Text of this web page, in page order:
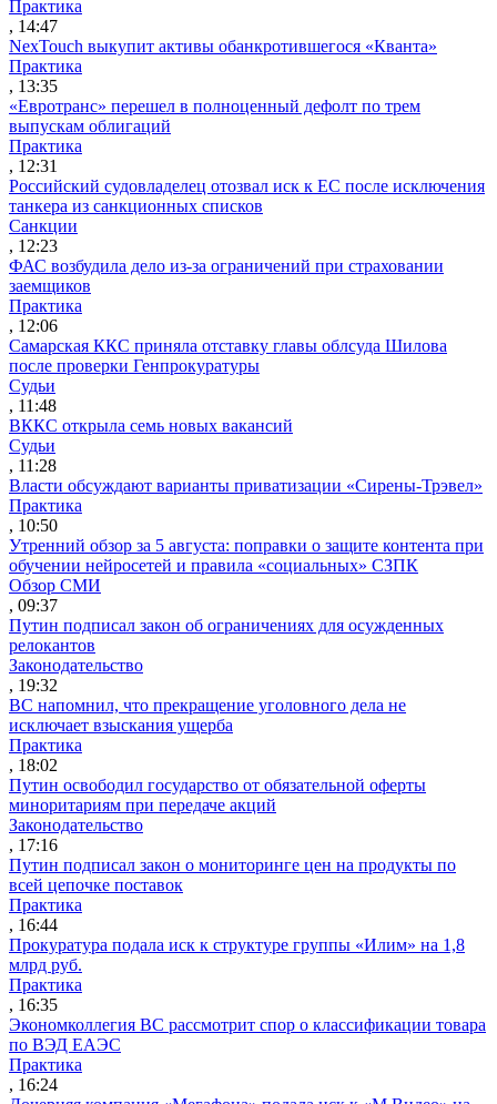
Практика
, 14:47
NexTouch выкупит активы обанкротившегося «Кванта»
Практика
, 13:35
«Евротранс» перешел в полноценный дефолт по трем
выпускам облигаций
Практика
, 12:31
Российский судовладелец отозвал иск к ЕС после исключения
танкера из санкционных списков
Санкции
, 12:23
ФАС возбудила дело из-за ограничений при страховании
заемщиков
Практика
, 12:06
Самарская ККС приняла отставку главы облсуда Шилова
после проверки Генпрокуратуры
Судьи
, 11:48
ВККС открыла семь новых вакансий
Судьи
, 11:28
Власти обсуждают варианты приватизации «Сирены-Трэвел»
Практика
, 10:50
Утренний обзор за 5 августа: поправки о защите контента при
обучении нейросетей и правила «социальных» СЗПК
Обзор СМИ
, 09:37
Путин подписал закон об ограничениях для осужденных
релокантов
Законодательство
, 19:32
ВС напомнил, что прекращение уголовного дела не
исключает взыскания ущерба
Практика
, 18:02
Путин освободил государство от обязательной оферты
миноритариям при передаче акций
Законодательство
, 17:16
Путин подписал закон о мониторинге цен на продукты по
всей цепочке поставок
Практика
, 16:44
Прокуратура подала иск к структуре группы «Илим» на 1,8
млрд руб.
Практика
, 16:35
Экономколлегия ВС рассмотрит спор о классификации товара
по ВЭД ЕАЭС
Практика
, 16:24